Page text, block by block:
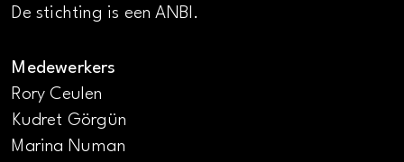
De stichting is een ANBI.
Medewerkers
Rory Ceulen
Kudret Görgün
Marina Numan